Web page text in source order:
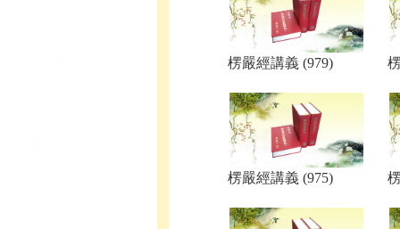
楞嚴經講義 (979)
楞嚴經講義 (975)